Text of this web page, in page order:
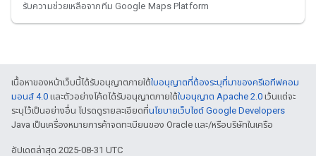
รับความช่วยเหลือจากทีม Google Maps Platform
เนื้อหาของหน้าเว็บนี้ได้รับอนุญาตภายใต้ใบอนุญาตที่ต้องระบุที่มาของครีเอทีฟคอม
มอนส์ 4.0 และตัวอย่างโค้ดได้รับอนุญาตภายใต้ใบอนุญาต Apache 2.0 เว้นแต่จะ
ระบุไว้เป็นอย่างอื่น โปรดดูรายละเอียดที่นโยบายเว็บไซต์ Google Developers
Java เป็นเครื่องหมายการค้าจดทะเบียนของ Oracle และ/หรือบริษัทในเครือ
อัปเดตล่าสุด 2025-08-31 UTC